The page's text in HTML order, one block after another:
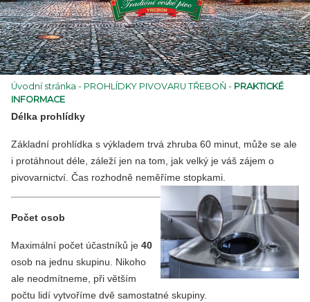
Úvodní stránka - PROHLÍDKY PIVOVARU TŘEBOŇ - PRAKTICKÉ
INFORMACE
Délka prohlídky
Základní prohlídka s výkladem trvá zhruba 60 minut, může se ale
i protáhnout déle, záleží jen na tom, jak velký je váš zájem o
pivovarnictví. Čas rozhodně neměříme stopkami.
Počet osob
Maximální počet účastníků je 40
osob na jednu skupinu. Nikoho
ale neodmítneme, při větším
počtu lidí vytvoříme dvě samostatné skupiny.